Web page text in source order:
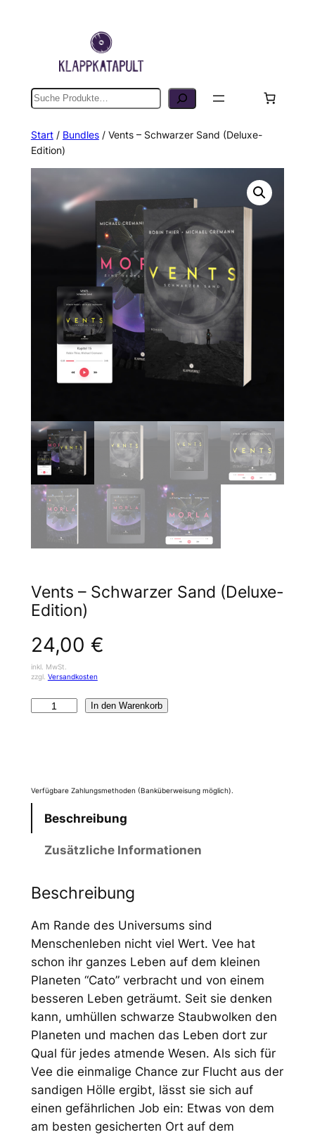
Suche
Start/ Bundles/ Vents – Schwarzer Sand (Deluxe-
Edition)
Vents – Schwarzer Sand (Deluxe-
Edition)
24,00 €
inkl. MwSt.
zzgl. Versandkosten
c
a
z
e
r
S
a
n
d
(
D
e
l
u
In den Warenkorb
Verfügbare Zahlungsmethoden (Banküberweisung möglich).
Beschreibung
Zusätzliche Informationen
Beschreibung
Am Rande des Universums sind
Menschenleben nicht viel Wert. Vee hat
schon ihr ganzes Leben auf dem kleinen
Planeten “Cato” verbracht und von einem
besseren Leben geträumt. Seit sie denken
kann, umhüllen schwarze Staubwolken den
Planeten und machen das Leben dort zur
Qual für jedes atmende Wesen. Als sich für
Vee die einmalige Chance zur Flucht aus der
sandigen Hölle ergibt, lässt sie sich auf
einen gefährlichen Job ein: Etwas von dem
am besten gesicherten Ort auf dem